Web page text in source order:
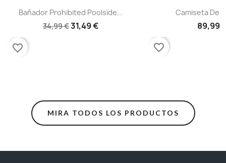
Bañador Prohibited Poolside...
34,99 €31,49 €
favorite_border
Camiseta De
89,99
favorite_border
MIRA TODOS LOS PRODUCTOS